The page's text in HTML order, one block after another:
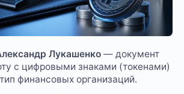
Лукашенко — документ
с цифровыми знаками (токенами)
финансовых организаций.